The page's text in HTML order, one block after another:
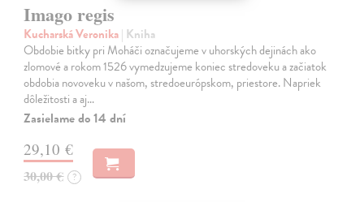
Imago regis
Kucharská Veronika| Kniha
Obdobie bitky pri Moháči označujeme v uhorských dejinách ako
zlomové a rokom 1526 vymedzujeme koniec stredoveku a začiatok
obdobia novoveku v našom, stredoeurópskom, priestore. Napriek
dôležitosti a aj…
Zasielame do 14 dní
29,10 €
30,00 € ?